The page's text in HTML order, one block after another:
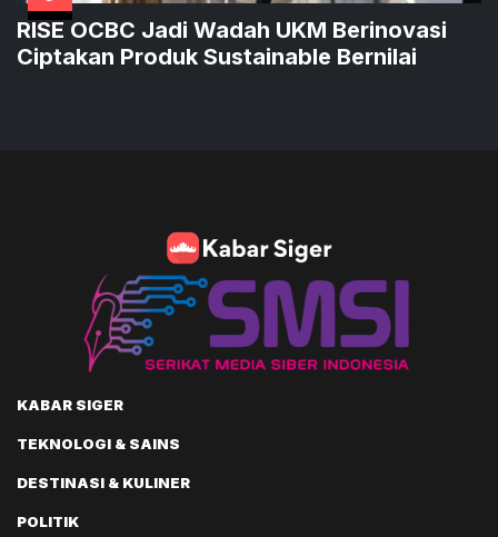
RISE OCBC Jadi Wadah UKM Berinovasi
Ciptakan Produk Sustainable Bernilai
KABAR SIGER
TEKNOLOGI & SAINS
DESTINASI & KULINER
POLITIK